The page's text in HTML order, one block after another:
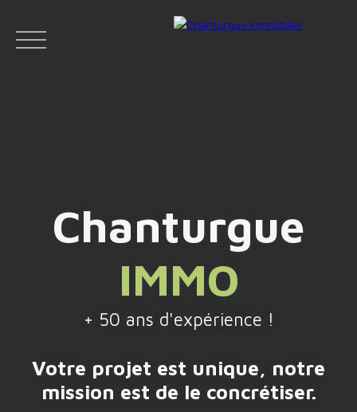
Espace
vendeur
Face
boo
k
Chanturgue
IMMO
+ 50 ans d'expérience !
Votre projet est unique, notre
mission est de le concrétiser.